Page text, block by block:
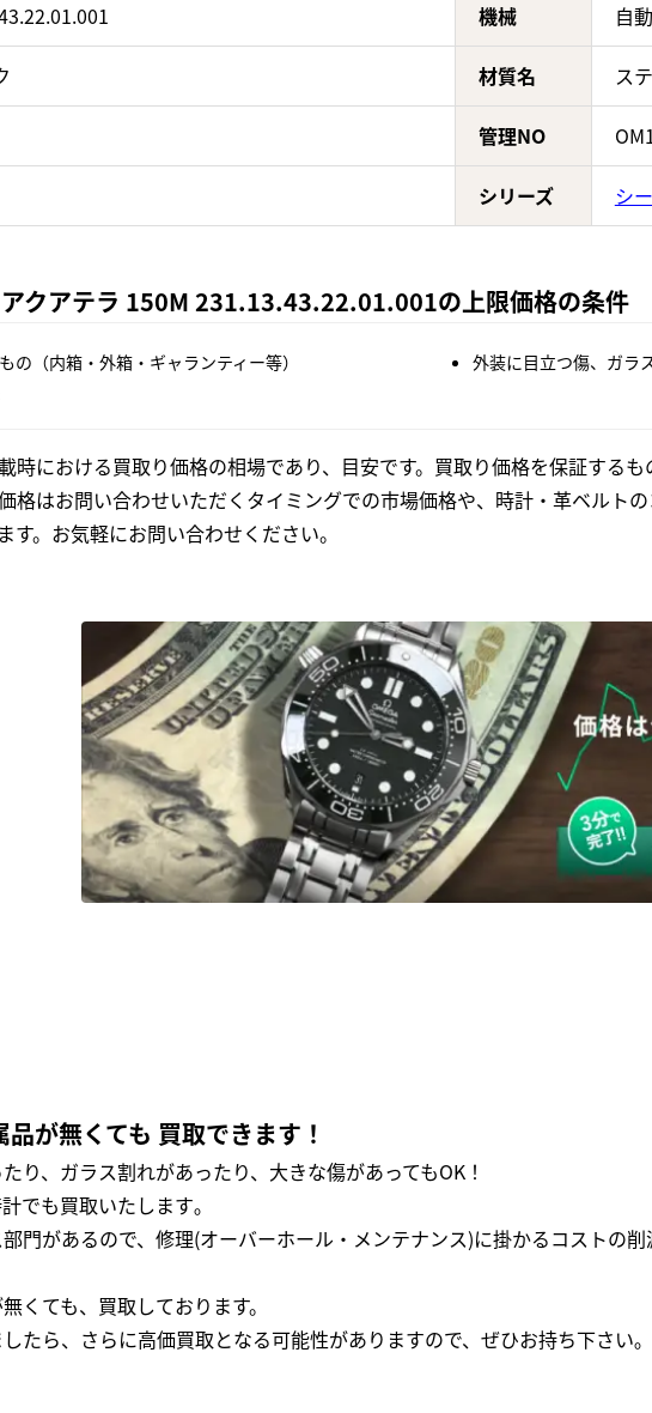
機械 自
材質名 ス
管理NO
シリーズ シ
クアテラ 150M 231.13.43.22.01.001の上限価格の条件
の（内箱・外箱・ギャランティー等）
外装に目立つ傷、ガラ
時における買取り価格の相場であり、目安です。買取り価格を保証するも
格はお問い合わせいただくタイミングでの市場価格や、時計・革ベルト
す。お気軽にお問い合わせください。
が無くても 買取できます！
り、ガラス割れがあったり、大きな傷があってもOK！
でも買取いたします｡
門があるので、修理(オーバーホール・メンテナンス)に掛かるコストの
くても、買取しております。
たら、さらに高価買取となる可能性がありますので、ぜひお持ち下さい｡